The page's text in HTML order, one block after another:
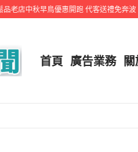
老店中秋早鳥優惠開跑 代客送禮免奔波
首頁 廣告業務